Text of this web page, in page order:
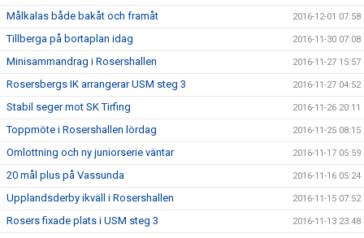
Målkalas både bakåt och framåt 2016-12-01 07:58
Tillberga på bortaplan idag 2016-11-30 07:08
Minisammandrag i Rosershallen 2016-11-27 15:57
Rosersbergs IK arrangerar USM steg 3 2016-11-27 04:52
Stabil seger mot SK Tirfing 2016-11-26 20:11
Toppmöte i Rosershallen lördag 2016-11-25 08:15
Omlottning och ny juniorserie väntar 2016-11-17 05:59
20 mål plus på Vassunda 2016-11-16 05:24
Upplandsderby ikväll i Rosershallen 2016-11-15 07:52
Rosers fixade plats i USM steg 3 2016-11-13 23:48